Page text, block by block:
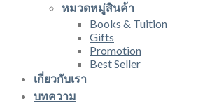
หมวดหมู่สินค้า
Books & Tuition
Gifts
Promotion
Best Seller
เกี่ยวกับเรา
บทความ